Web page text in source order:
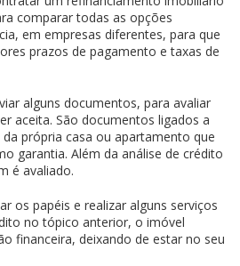
comparar todas as opções
em empresas diferentes, para que
prazos de pagamento e taxas de
alguns documentos, para avaliar
aceita. São documentos ligados a
própria casa ou apartamento que
garantia. Além da análise de crédito
é avaliado.
os papéis e realizar alguns serviços
no tópico anterior, o imóvel
financeira, deixando de estar no seu